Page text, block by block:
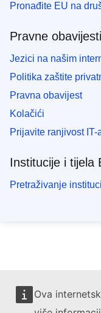
Ova
Pronađite EU na
Pravne obavijesti
Jezici na našim
Politika zaštite
Pravna obavijest
Kolačići
Prijavite ranjivost IT-
Institucije i tijela
Pretraživanje